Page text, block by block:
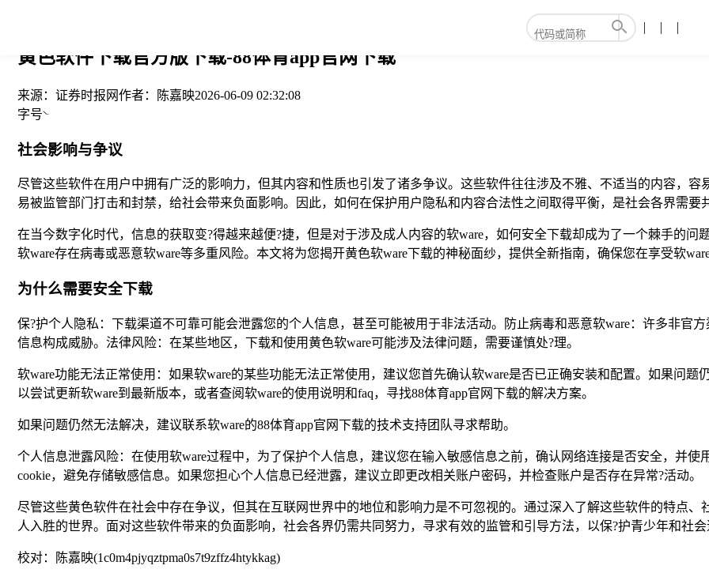
黄色软件下载官方版下载-88体育app官网下载
来源： 证券时报网作者： 陈嘉映2026-06-09 02:32:08
字号
社会影响与争议
尽管这些软件在用户中拥有广泛的影响力，但其内容和性质也引发了诸多争议。这些软件往往涉及不雅、不适当的内容，
易被监管部门打击和封禁，给社会带来负面影响。因此，如何在保护用户隐私和内容合法性之间取得平衡，是社会各界需要
在当今数字化时代，信息的获取变?得越来越便?捷，但是对于涉及成人内容的软ware，如何安全下载却成为了一个棘手的问
软ware存在病毒或恶意软ware等多重风险。本文将为您揭开黄色软ware下载的神秘面纱，提供全新指南，确保您在享受软
为什么需要安全下载
保?护个人隐私：下载渠道不可靠可能会泄露您的个人信息，甚至可能被用于非法活动。防止病毒和恶意软ware：许多非官
信息构成威胁。法律风险：在某些地区，下载和使用黄色软ware可能涉及法律问题，需要谨慎处?理。
软ware功能无法正常使用：如果软ware的某些功能无法正常使用，建议您首先确认软ware是否已正确安装和配置。如果问
以尝试更新软ware到最新版本，或者查阅软ware的使用说明和faq，寻找88体育app官网下载的解决方案。
如果问题仍然无法解决，建议联系软ware的88体育app官网下载的技术支持团队寻求帮助。
个人信息泄露风险：在使用软ware过程中，为了保护个人信息，建议您在输入敏感信息之前，确认网络连接是否安全，并使
cookie，避免存储敏感信息。如果您担心个人信息已经泄露，建议立即更改相关账户密码，并检查账户是否存在异常?活动。
尽管这些黄色软件在社会中存在争议，但其在互联网世界中的地位和影响力是不可忽视的。通过深入了解这些软件的特点、
人入胜的世界。面对这些软件带来的负面影响，社会各界仍需共同努力，寻求有效的监管和引导方法，以保?护青少年和社会
校对：陈嘉映(1c0m4pjyqztpma0s7t9zffz4htykkag)